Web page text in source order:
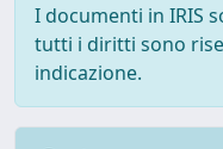
I documenti in IRIS
tutti i diritti sono
indicazione.